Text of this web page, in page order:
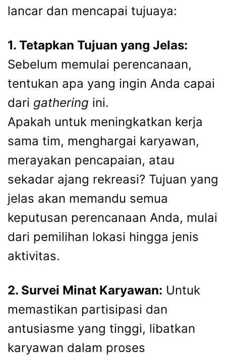
lancar dan mencapai tujuaya:
1. Tetapkan Tujuan yang Jelas:
Sebelum memulai perencanaan,
tentukan apa yang ingin Anda capai
dari gathering ini.
Apakah untuk meningkatkan kerja
sama tim, menghargai karyawan,
merayakan pencapaian, atau
sekadar ajang rekreasi? Tujuan yang
jelas akan memandu semua
keputusan perencanaan Anda, mulai
dari pemilihan lokasi hingga jenis
aktivitas.
2. Survei Minat Karyawan: Untuk
memastikan partisipasi dan
antusiasme yang tinggi, libatkan
karyawan dalam proses